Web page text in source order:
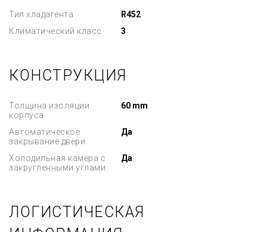
Тип хладагента
R452
Климатический класс
3
КОНСТРУКЦИЯ
Толщина изоляции
корпуса
60 mm
Автоматическое
закрывание двери
Да
Холодильная камера с
закругленными углами
Да
ЛОГИСТИЧЕСКАЯ